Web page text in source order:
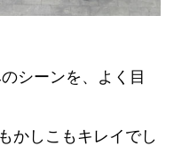
シーンを、よく目
かしこもキレイでし